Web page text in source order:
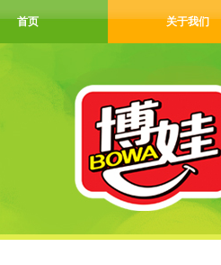
首页 关于我们